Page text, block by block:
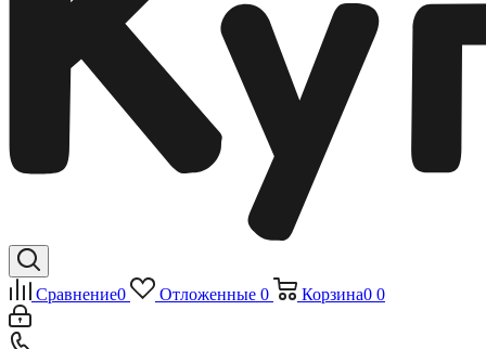
Сравнение0 Отложенные 0 Корзина0 0